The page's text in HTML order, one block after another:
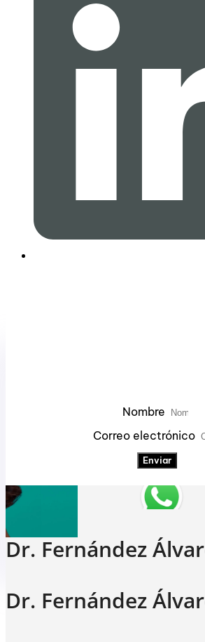
Nombre
Correo electrónico
Enviar
Dr. Fernández
Dr. Fernández